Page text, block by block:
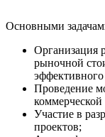
Основными
Организация
рыночной
Проведение
Участие в
проектов;